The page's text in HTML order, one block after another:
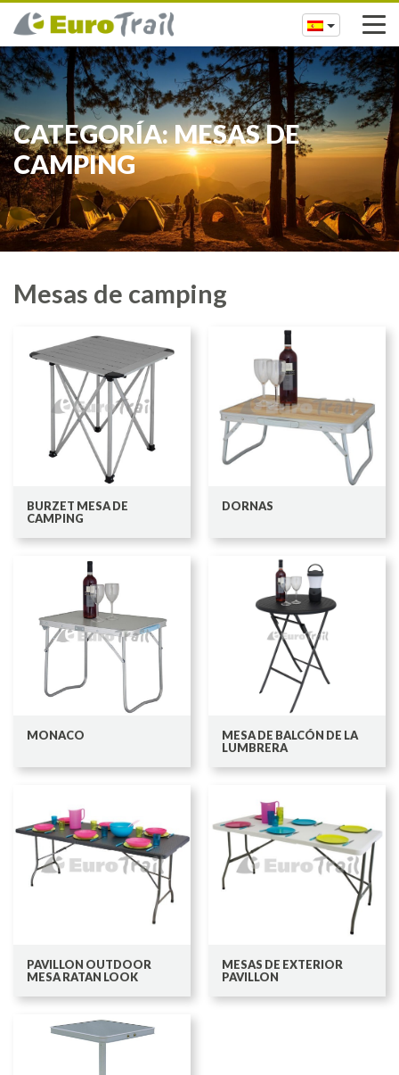
CATEGORÍA: MESAS DE
CAMPING
Mesas de camping
BURZET MESA DE
CAMPING
DORNAS
MONACO
MESA DE BALCÓN DE LA
LUMBRERA
PAVILLON OUTDOOR
MESA RATAN LOOK
MESAS DE EXTERIOR
PAVILLON